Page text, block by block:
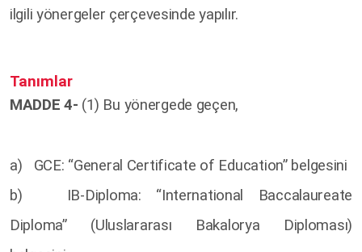
ilgili yönergeler çerçevesinde yapılır.
Tanımlar
MADDE 4- (1) Bu yönergede geçen,
a) GCE: “General Certificate of Education” belgesini
b) IB-Diploma: “International Baccalaureate
Diploma” (Uluslararası Bakalorya Diploması)